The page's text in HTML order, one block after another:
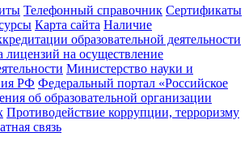
Телефонный справочник Сертификаты
Карта сайта Наличие
образовательной деятельности
лицензий на осуществление
Министерствo науки и
РФ Федеральный портал «Российское
об образовательной организации
Противодействие коррупции, терроризму
связь